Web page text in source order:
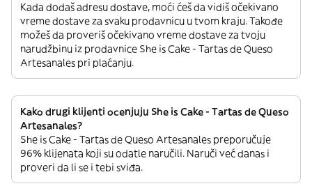
Kada dodaš adresu dostave, moći ćeš da vidiš očekivano
vreme dostave za svaku prodavnicu u tvom kraju. Takođe
možeš da proveriš očekivano vreme dostave za tvoju
narudžbinu iz prodavnice She is Cake - Tartas de Queso
Artesanales pri plaćanju.
Kako drugi klijenti ocenjuju She is Cake - Tartas de Queso
Artesanales?
She is Cake - Tartas de Queso Artesanales preporučuje
96% klijenata koji su odatle naručili. Naruči već danas i
proveri da li se i tebi sviđa.